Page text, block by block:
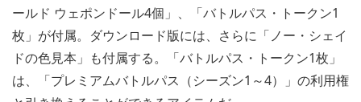
ールド ウェポンドール4個」、「バトルパス・トークン1
枚」が付属。ダウンロード版には、さらに「ノー・シェイ
ドの色見本」も付属する。「バトルパス・トークン1枚」
は、「プレミアムバトルパス（シーズン1～4）」の利用権